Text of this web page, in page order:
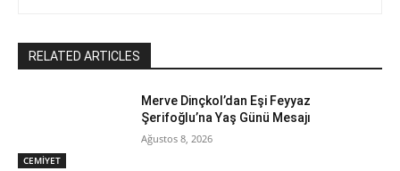
RELATED ARTICLES
CEMİYET
Merve Dinçkol’dan Eşi Feyyaz
Şerifoğlu’na Yaş Günü Mesajı
Ağustos 8, 2026